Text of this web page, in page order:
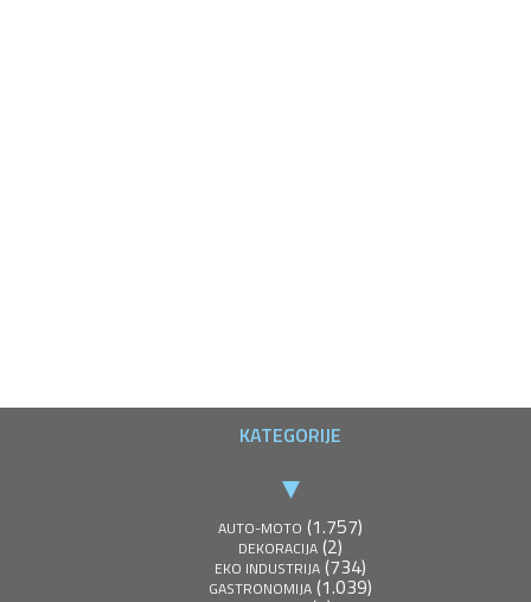
KATEGORIJE
AUTO-MOTO (1.757)
DEKORACIJA(2)
EKO INDUSTRIJA(734)
GASTRONOMIJA(1.039)